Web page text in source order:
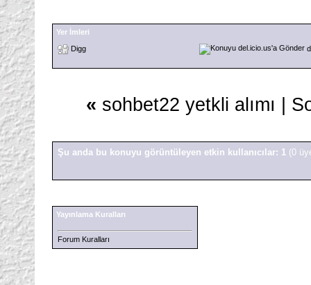
Yer İmleri
Digg
« sohbet22 yetkli alımı
Şu anda bu konuyu görüntüleyen etkin kullanıcılar: 1 (0
Yayınlama Kuralları
Forum Kuralları